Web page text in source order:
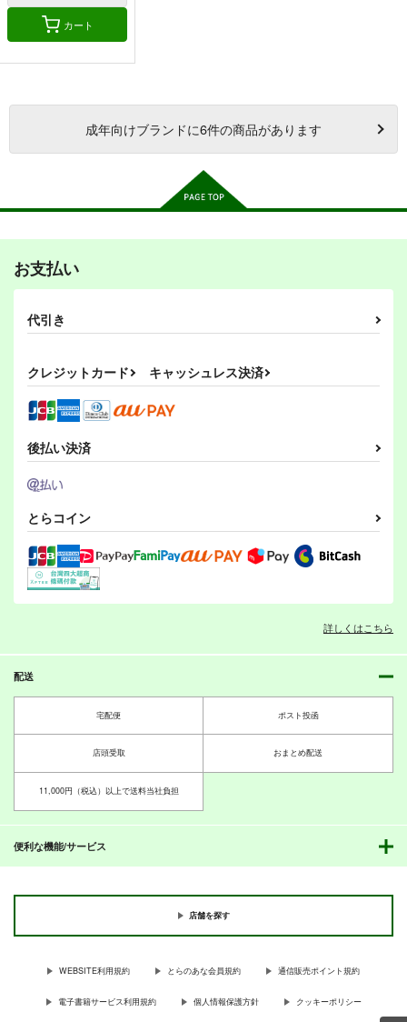
カート
成年向けブランドに6件の商品があります
お支払い
代引き
クレジットカード キャッシュレス決済
後払い決済
とらコイン
詳しくはこちら
配送
宅配便 ポスト投函
店頭受取 おまとめ配送
11,000円（税込）以上で送料当社負担
便利な機能/サービス
店舗を探す
WEBSITE利用規約 とらのあな会員規約 通信販売ポイント規約
電子書籍サービス利用規約 個人情報保護方針 クッキーポリシー